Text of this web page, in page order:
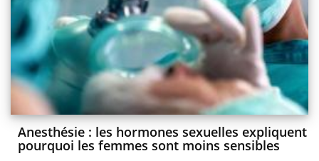
Anesthésie : les hormones sexuelles expliquent
pourquoi les femmes sont moins sensibles